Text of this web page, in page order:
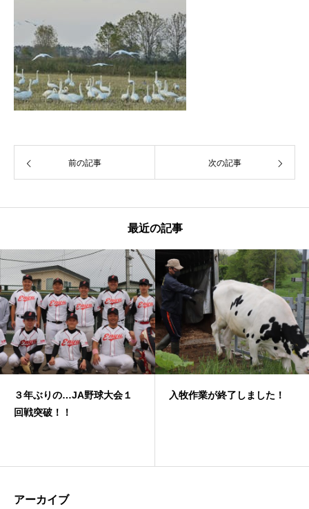
前の記事 次の記事
最近の記事
３年ぶりの…JA野球大会１
回戦突破！！
入牧作業が終了しました！
アーカイブ